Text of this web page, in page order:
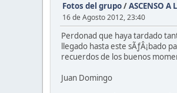
Fotos del grupo/ASCENSO A
16 de Agosto 2012, 23:40
Perdonad que haya tardado
llegado hasta este sÃƒÂ¡bado
recuerdos de los buenos
Juan Domingo